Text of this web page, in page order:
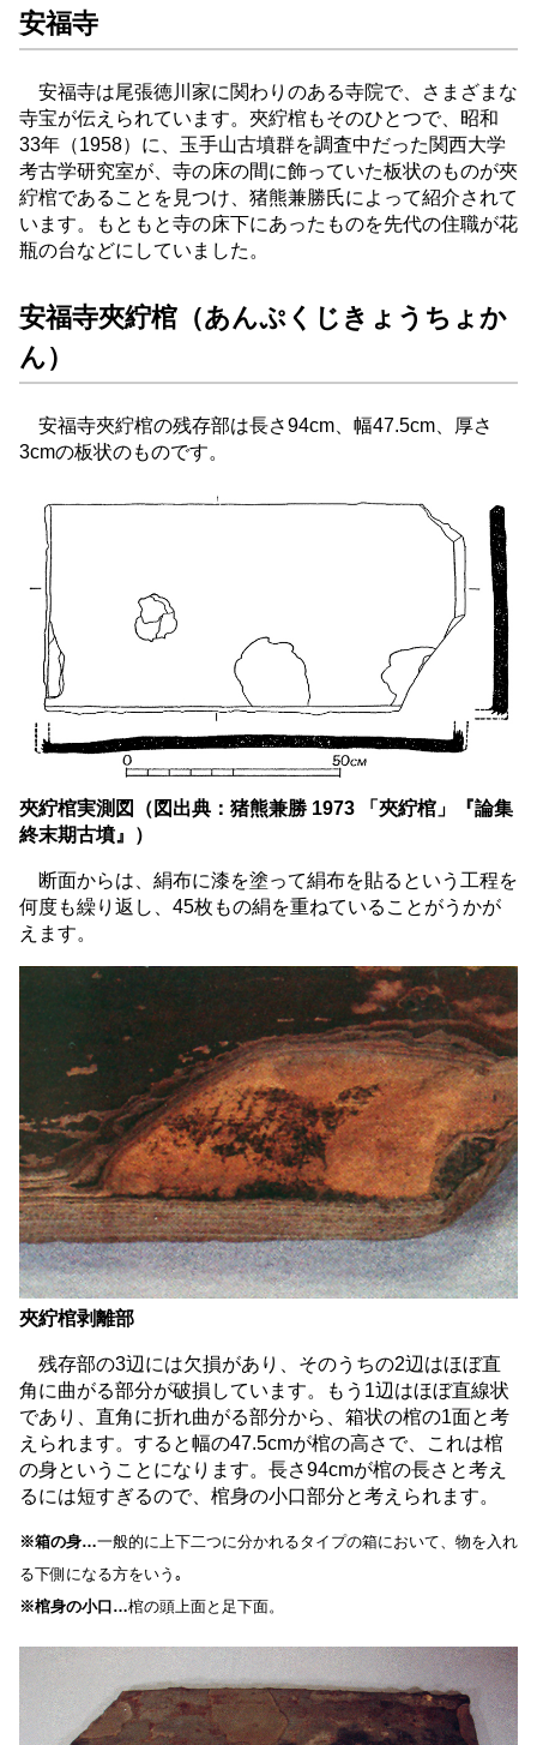
安福寺
安福寺は尾張徳川家に関わりのある寺院で、さまざまな
寺宝が伝えられています。夾紵棺もそのひとつで、昭和
33年（1958）に、玉手山古墳群を調査中だった関西大学
考古学研究室が、寺の床の間に飾っていた板状のものが夾
紵棺であることを見つけ、猪熊兼勝氏によって紹介されて
います。もともと寺の床下にあったものを先代の住職が花
瓶の台などにしていました。
安福寺夾紵棺（あんぷくじきょうちょか
ん）
安福寺夾紵棺の残存部は長さ94cm、幅47.5cm、厚さ
3cmの板状のものです。
夾紵棺実測図（図出典：猪熊兼勝 1973 「夾紵棺」『論集
終末期古墳』）
断面からは、絹布に漆を塗って絹布を貼るという工程を
何度も繰り返し、45枚もの絹を重ねていることがうかが
えます。
夾紵棺剥離部
残存部の3辺には欠損があり、そのうちの2辺はほぼ直
角に曲がる部分が破損しています。もう1辺はほぼ直線状
であり、直角に折れ曲がる部分から、箱状の棺の1面と考
えられます。すると幅の47.5cmが棺の高さで、これは棺
の身ということになります。長さ94cmが棺の長さと考え
るには短すぎるので、棺身の小口部分と考えられます。
※箱の身…一般的に上下二つに分かれるタイプの箱において、物を入れ
る下側になる方をいう｡
※棺身の小口…棺の頭上面と足下面。